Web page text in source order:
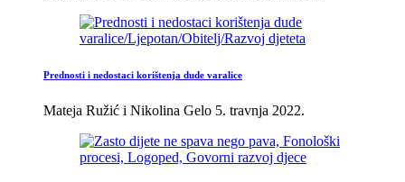
Prednosti i nedostaci korištenja dude varalice
Mateja Ružić i Nikolina Gelo 5. travnja 2022.